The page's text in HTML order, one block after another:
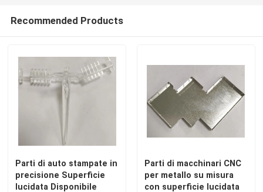
Prodotti
Chi siamo
Fatory Tour
Recommended Products
Parti di auto stampate in
precisione Superficie
lucidata Disponibile
Parti di macchinari CNC
per metallo su misura
con superficie lucidata